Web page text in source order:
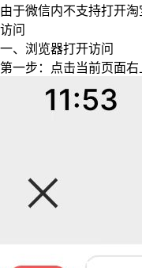
由于微信内不支持打开
访问
一、浏览器打开访问
第一步：点击当前页面